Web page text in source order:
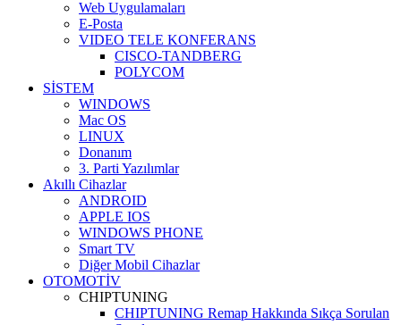
Web Uygulamaları
E-Posta
VIDEO TELE KONFERANS
CISCO-TANDBERG
POLYCOM
SİSTEM
WINDOWS
Mac OS
LINUX
Donanım
3. Parti Yazılımlar
Akıllı Cihazlar
ANDROID
APPLE IOS
WINDOWS PHONE
Smart TV
Diğer Mobil Cihazlar
OTOMOTİV
CHIPTUNING
CHIPTUNING Remap Hakkında Sıkça Sorulan